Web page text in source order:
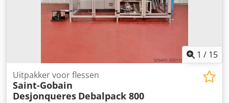
1 / 15
Uitpakker voor flessen
Saint-Gobain
Desjonqueres Debalpack 800